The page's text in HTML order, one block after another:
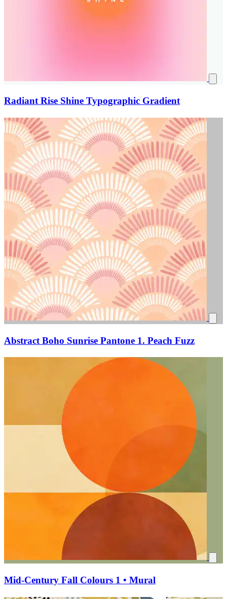
Radiant Rise Shine Typographic Gradient
Abstract Boho Sunrise Pantone 1. Peach Fuzz
Mid-Century Fall Colours 1 • Mural